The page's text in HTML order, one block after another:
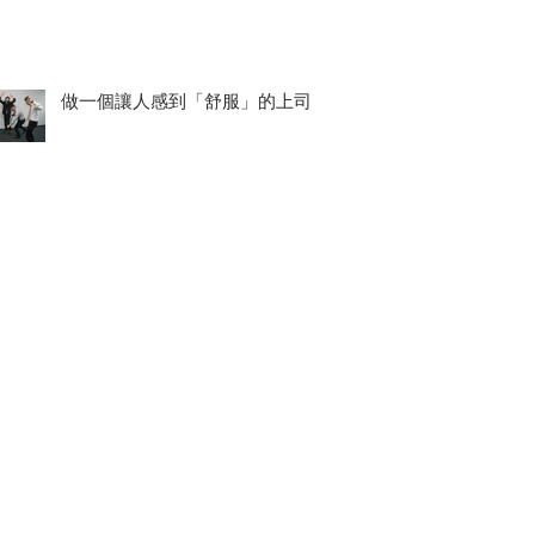
做一個讓人感到「舒服」的上司